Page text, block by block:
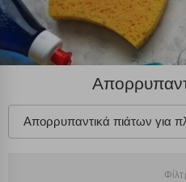
Απορρυπαντικά πιάτων για